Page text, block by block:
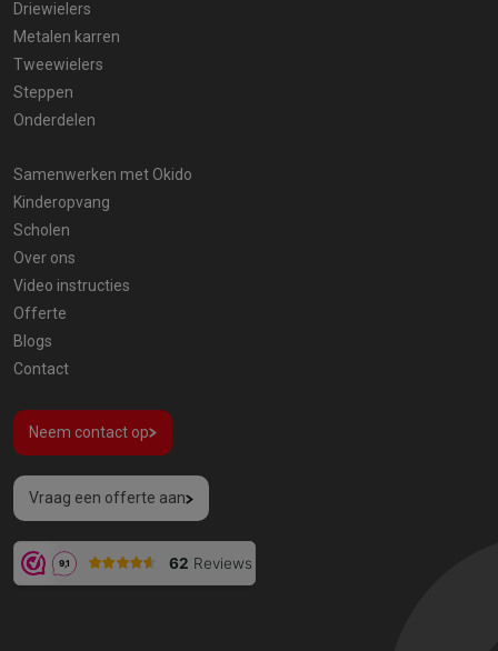
Driewielers
Metalen karren
Tweewielers
Steppen
Onderdelen
Samenwerken met Okido
Kinderopvang
Scholen
Over ons
Video instructies
Offerte
Blogs
Contact
Neem contact op
Vraag een offerte aan